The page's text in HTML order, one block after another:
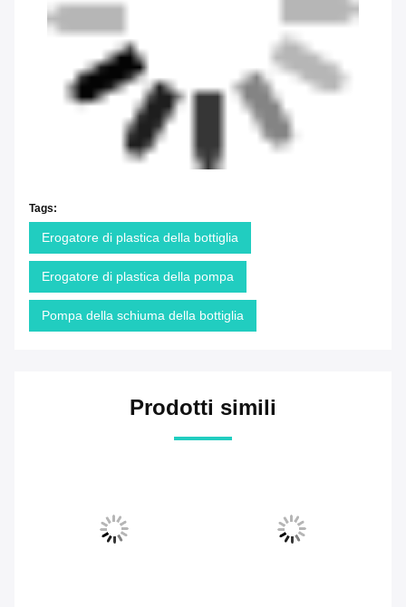
Tags:
Erogatore di plastica della bottiglia
Erogatore di plastica della pompa
Pompa della schiuma della bottiglia
Prodotti simili